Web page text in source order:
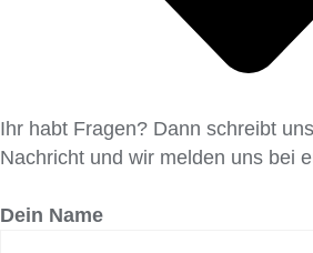
Ihr habt Fragen? Dann schreibt
Nachricht und wir melden uns bei
Dein Name